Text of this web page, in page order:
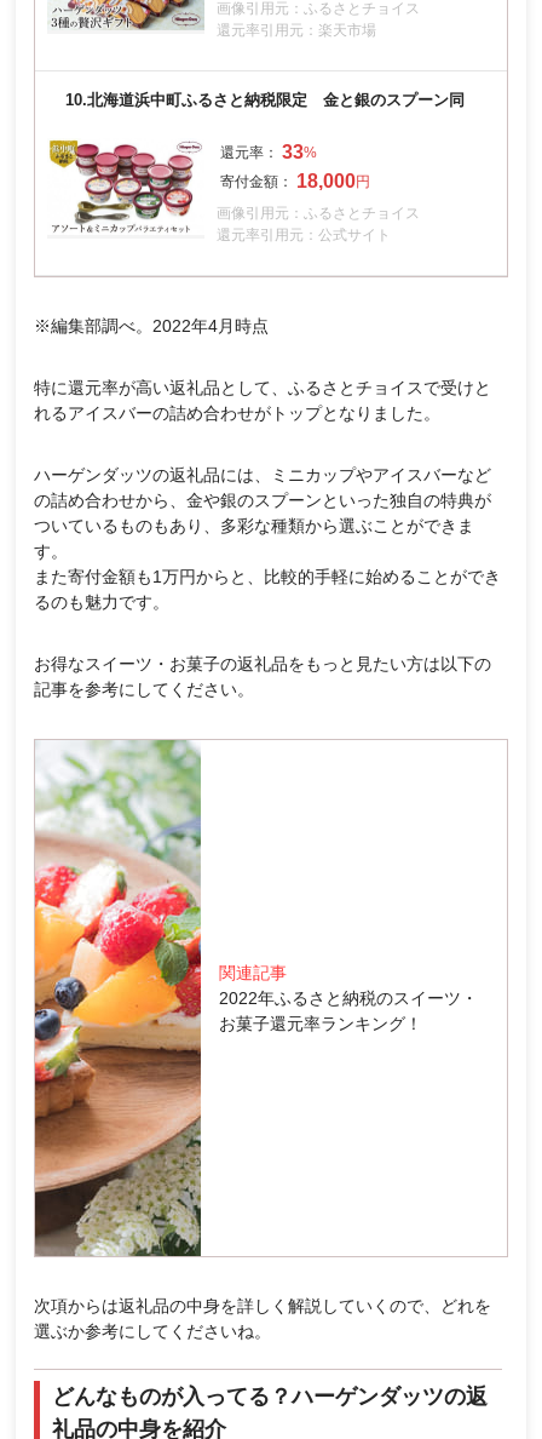
画像引用元：ふるさとチョイス
還元率引用元：楽天市場
10.北海道浜中町ふるさと納税限定 金と銀のスプーン同
33
18,000
画像引用元：ふるさとチョイス
還元率引用元：公式サイト
※編集部調べ。2022年4月時点
特に還元率が高い返礼品として、ふるさとチョイスで受けと
れるアイスバーの詰め合わせがトップとなりました。
ハーゲンダッツの返礼品には、ミニカップやアイスバーなど
の詰め合わせから、金や銀のスプーンといった独自の特典が
ついているものもあり、多彩な種類から選ぶことができま
す。
また寄付金額も1万円からと、比較的手軽に始めることができ
るのも魅力です。
お得なスイーツ・お菓子の返礼品をもっと見たい方は以下の
記事を参考にしてください。
関連記事
2022年ふるさと納税のスイーツ・
お菓子還元率ランキング！
次項からは返礼品の中身を詳しく解説していくので、どれを
選ぶか参考にしてくださいね。
どんなものが入ってる？ハーゲンダッツの返
礼品の中身を紹介